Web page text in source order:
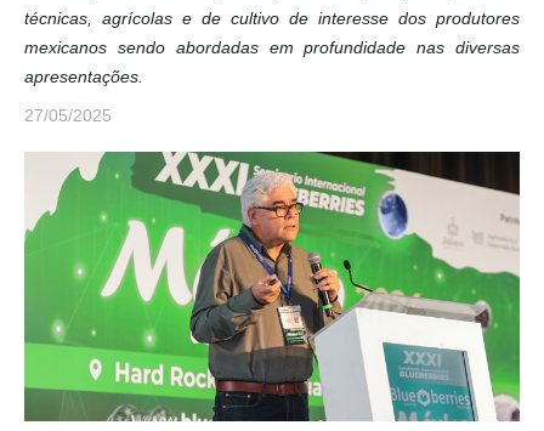
técnicas, agrícolas e de cultivo de interesse dos produtores
mexicanos sendo abordadas em profundidade nas diversas
apresentações.
27/05/2025